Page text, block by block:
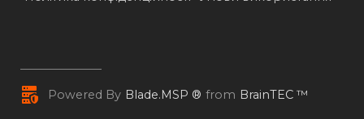
Powered By Blade.MSP ® from BrainTEC ™